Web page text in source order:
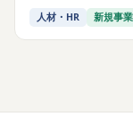
人材・HR 新規事